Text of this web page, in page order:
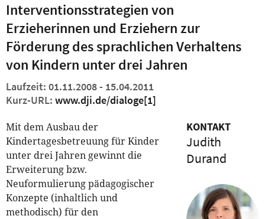
Interventionsstrategien von
Erzieherinnen und Erziehern zur
Förderung des sprachlichen Verhaltens
von Kindern unter drei Jahren
Laufzeit: 01.11.2008 - 15.04.2011
Kurz-URL: www.dji.de/dialoge[1]
Mit dem Ausbau der
Kindertagesbetreuung für Kinder
unter drei Jahren gewinnt die
Erweiterung bzw.
Neuformulierung pädagogischer
Konzepte (inhaltlich und
methodisch) für den
KONTAKT
Judith
Durand